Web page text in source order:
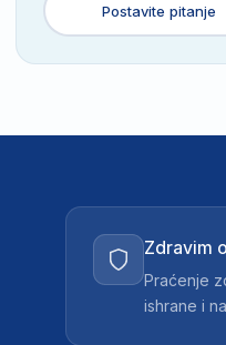
Postavite pitanje
Zdravim
Praćenje
ishrane i